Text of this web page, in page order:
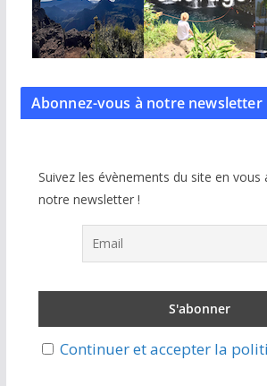
Abonnez-vous à notre newsletter
Suivez les évènements du site en vous
notre newsletter !
Continuer et accepter la